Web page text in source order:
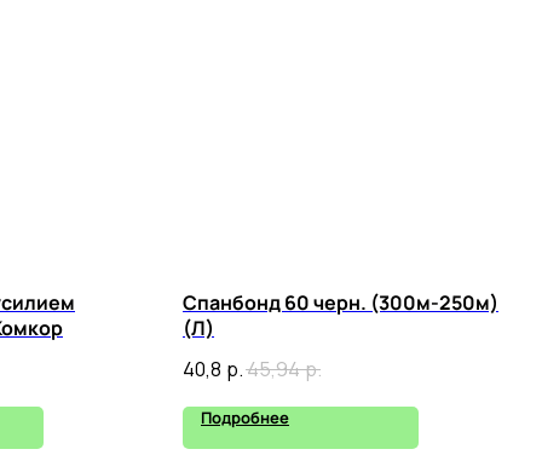
Спанбонд 60 черн. (300м-250м)
(Л)
40,8 р.45,94р.
Подробнее